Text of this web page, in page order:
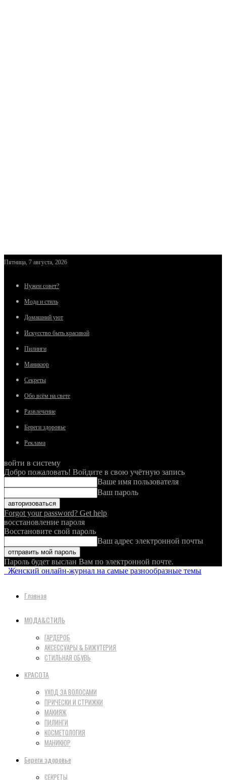
Пятница, 7 августа, 2026
Нужен совет?
Мода и стиль
Домашний уют
Искусство быть красивой
Пилинги
Маникюр
Секреты
Обо всём на свете
Развлечение
Береги здоровье
Реклама
войти в систему
Добро пожаловать! Войдите в свою учётную запись
Ваше имя пользователя
Ваш пароль
Forgot your password? Get help
восстановление пароля
Восстановите свой пароль
Ваш адрес электронной почты
Пароль будет выслан Вам по электронной почте.
Женский онлайн-журнал на самые разнообразные темы
Главная
МОДА&СТИЛЬ
ГАРДЕРОБ
АКСЕССУАРЫ & БИЖУТЕРИЯ
СТИЛЬНАЯ ОБУВЬ
КРАСОТА
УХОД ЗА ВОЛОСАМИ
ПРИЧЕСКИ И СТРИЖКИ
МАКИЯЖ
ПИЛИНГИ
КОСМЕТОЛОГИЯ
МАНИКЮР
Береги здоровье
СЕКРЕТЫ